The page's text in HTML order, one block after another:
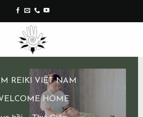
REIKI VIỆT NAM
HOME